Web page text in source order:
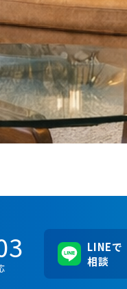
LINEで
相談